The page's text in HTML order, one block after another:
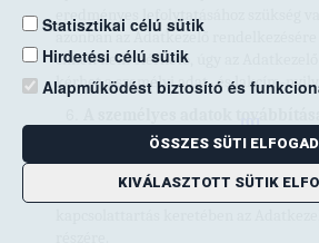
eredményes lefolytatásához szükség
azonban az Adatkezelő
címén nem elérhető, úgy az Adatkezelő
kérhet a személyi adat- és lakcím-
címzettek kategóriái
[9]
Magyar Posta Zrt. (székhely: 1138
6.): az adott eljárás során az
Statisztikai célú sütik
Hirdetési célú sütik
Alapműködést biztosító és
ÖSSZES SÜTI
KIVÁLASZTOTT SÜTIK